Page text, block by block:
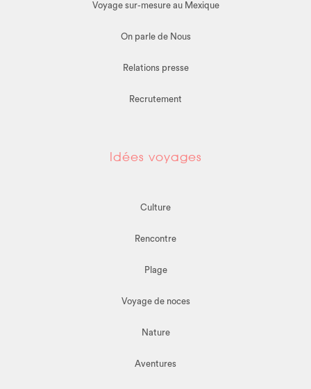
Voyage sur-mesure au Mexique
On parle de Nous
Relations presse
Recrutement
Idées voyages
Culture
Rencontre
Plage
Voyage de noces
Nature
Aventures